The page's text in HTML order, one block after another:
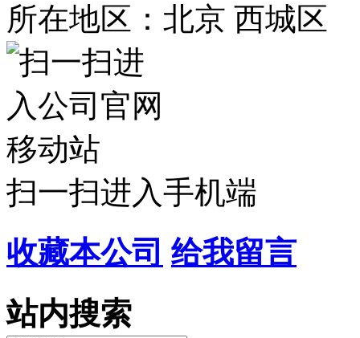
所在地区：北京 西城区
扫一扫进入手机端
收藏本公司 给我留言
站内搜索